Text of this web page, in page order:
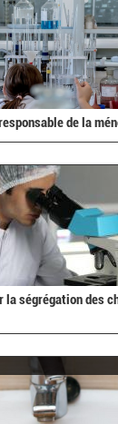
de la
la ségrégation des